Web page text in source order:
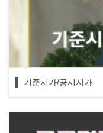
기준시가/공시지가